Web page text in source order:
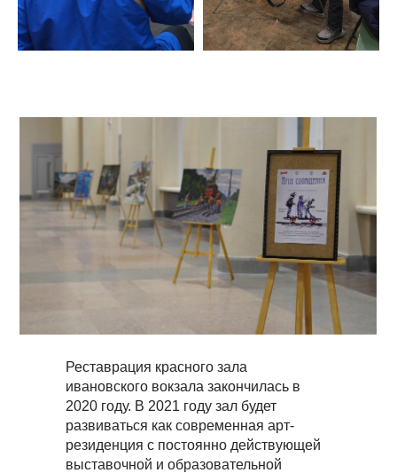
Реставрация красного зала
ивановского вокзала закончилась в
2020 году. В 2021 году зал будет
развиваться как современная арт-
резиденция с постоянно действующей
выставочной и образовательной